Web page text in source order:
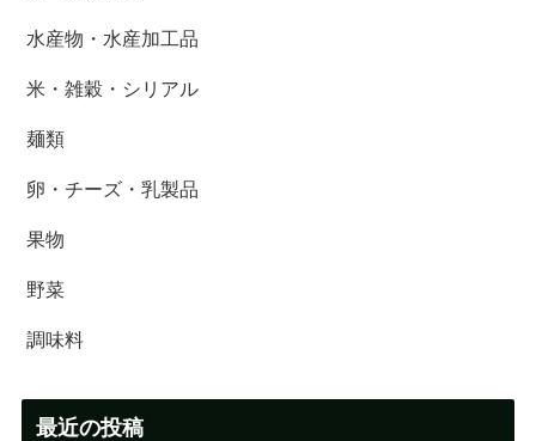
水産物・水産加工品
米・雑穀・シリアル
麺類
卵・チーズ・乳製品
果物
野菜
調味料
最近の投稿